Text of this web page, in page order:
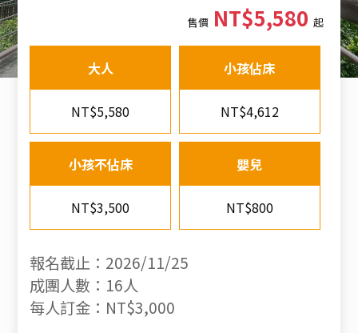
售價NT$5,580 起
大人
NT$5,580
小孩佔床
NT$4,612
小孩不佔床
NT$3,500
嬰兒
NT$800
報名截止：2026/11/25
成團人數：16人
每人訂金：NT$3,000